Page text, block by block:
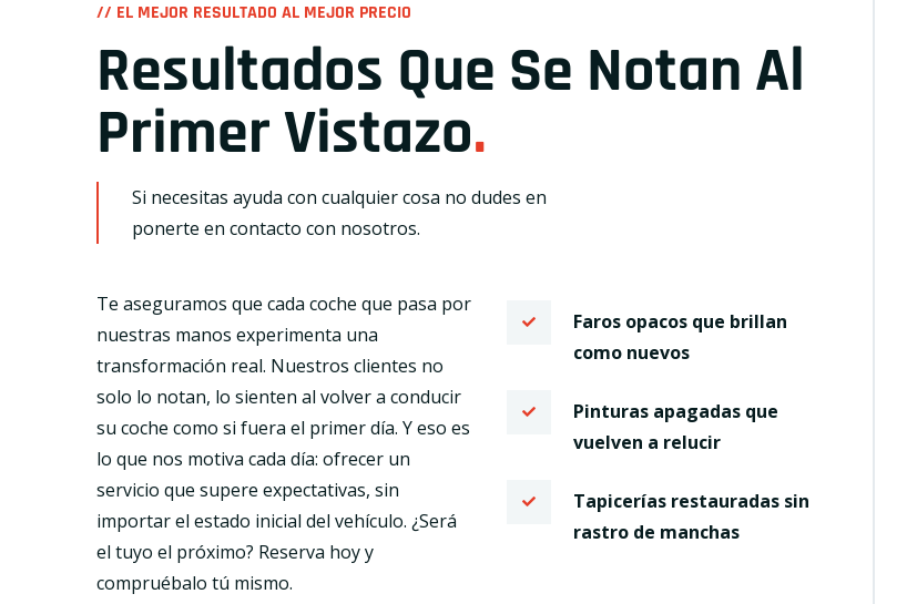
// EL MEJOR RESULTADO AL MEJOR PRECIO
Resultados Que Se Notan Al
Primer Vistazo.
Si necesitas ayuda con cualquier cosa no dudes en
ponerte en contacto con nosotros.
Te aseguramos que cada coche que pasa por
nuestras manos experimenta una
transformación real. Nuestros clientes no
solo lo notan, lo sienten al volver a conducir
su coche como si fuera el primer día. Y eso es
lo que nos motiva cada día: ofrecer un
servicio que supere expectativas, sin
importar el estado inicial del vehículo. ¿Será
el tuyo el próximo? Reserva hoy y
compruébalo tú mismo.
Faros opacos que brillan
como nuevos
Pinturas apagadas que
vuelven a relucir
Tapicerías restauradas sin
rastro de manchas